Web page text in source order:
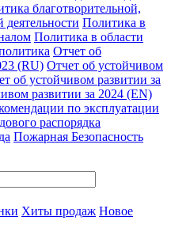
благотворительной,
деятельности Политика в
Политика в области
Отчет об
(RU) Отчет об устойчивом
об устойчивом развитии за
развитии за 2024 (EN)
по эксплуатации
распорядка
Пожарная Безопасность
Хиты продаж Новое